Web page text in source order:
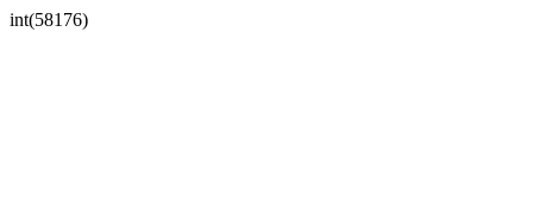
int(58176)